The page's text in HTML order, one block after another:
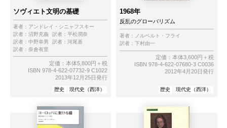
ソヴィエト文明の基礎
著者： アンドレイ・シニャフスキー
訳者： 沼野充義 訳者： 平松潤奈
訳者： 中野幸男 訳者： 河尾基
訳者： 奈倉有里
定価：本体5,800円＋税
ISBN 978-4-622-07732-9 C1022
2013年12月25日発行
歴史 現代史（西洋）
1968年
反乱のグローバリズム
著者： ノルベルト・フライ
訳者： 下村由一
定価：本体3,600円＋税
ISBN 978-4-622-07680-3 C0036
2012年4月20日発行
歴史 現代史（西洋）